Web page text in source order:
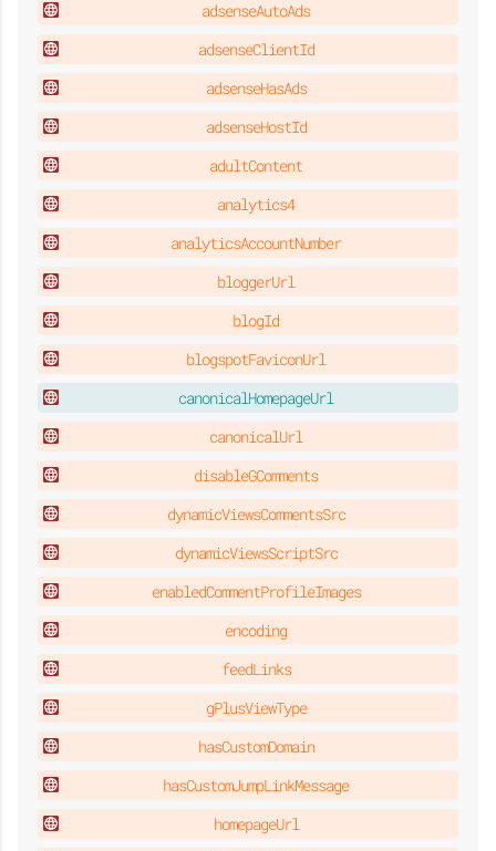
adsenseAutoAds
adsenseClientId
adsenseHasAds
adsenseHostId
adultContent
analytics4
analyticsAccountNumber
bloggerUrl
blogId
blogspotFaviconUrl
canonicalHomepageUrl
canonicalUrl
disableGComments
dynamicViewsCommentsSrc
dynamicViewsScriptSrc
enabledCommentProfileImages
encoding
feedLinks
gPlusViewType
hasCustomDomain
hasCustomJumpLinkMessage
homepageUrl